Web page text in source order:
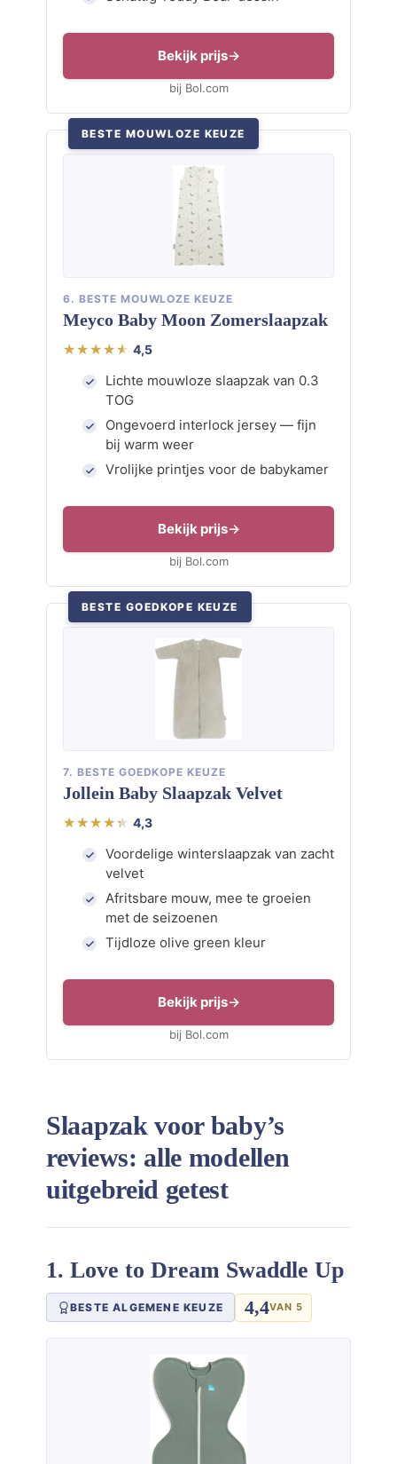
Bekijk prijs
bij Bol.com
BESTE MOUWLOZE KEUZE
6. BESTE MOUWLOZE KEUZE
Meyco Baby Moon Zomerslaapzak
4,5
Lichte mouwloze slaapzak van 0.3
TOG
Ongevoerd interlock jersey — fijn
bij warm weer
Vrolijke printjes voor de babykamer
Bekijk prijs
bij Bol.com
BESTE GOEDKOPE KEUZE
7. BESTE GOEDKOPE KEUZE
Jollein Baby Slaapzak Velvet
4,3
Voordelige winterslaapzak van zacht
velvet
Afritsbare mouw, mee te groeien
met de seizoenen
Tijdloze olive green kleur
Bekijk prijs
bij Bol.com
Slaapzak voor baby’s
reviews: alle modellen
uitgebreid getest
1. Love to Dream Swaddle Up
BESTE ALGEMENE KEUZE 4,4VAN 5